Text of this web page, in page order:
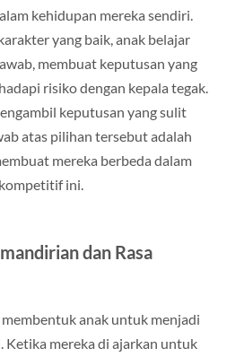
kehidupan mereka sendiri.
yang baik, anak belajar
membuat keputusan yang
risiko dengan kepala tegak.
keputusan yang sulit
atas pilihan tersebut adalah
mereka berbeda dalam
ini.
dan Rasa
anak untuk menjadi
Ketika mereka di ajarkan untuk